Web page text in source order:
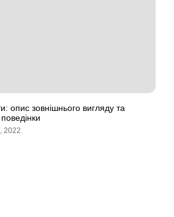
опис зовнішнього вигляду та
2022